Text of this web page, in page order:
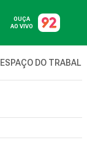
OUÇA
AO VIVO
ESPAÇO DO